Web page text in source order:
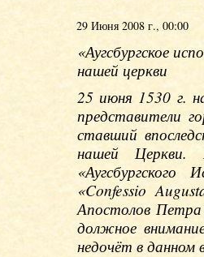
29 Июня 2008 г., 00:00
«Аугсбургское
нашей церкви
25 июня 1530 г.
представители
ставший
нашей Церкви.
«Confessio
Апостолов
должное
недочёт в данном